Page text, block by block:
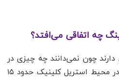
چه اتفاقی می‌افتد؟
چون نمی‌دانند چه چیزی در
انتظارشان است. فرآیند ما در محیط استریل کلینیک حدود ۱۵